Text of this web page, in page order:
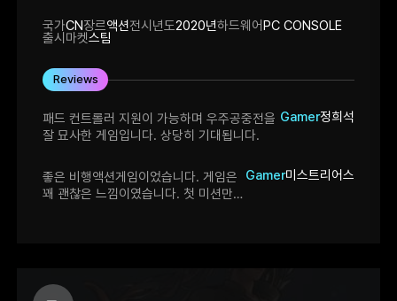
국가CN장르액션전시년도2020년하드웨어PC CONSOLE
출시마켓스팀
Reviews
패드 컨트롤러 지원이 가능하며 우주공중전을
잘 묘사한 게임입니다. 상당히 기대됩니다.
Gamer정희석
좋은 비행액션게임이었습니다. 게임은
꽤 괜찮은 느낌이였습니다. 첫 미션만
Gamer미스트리어스